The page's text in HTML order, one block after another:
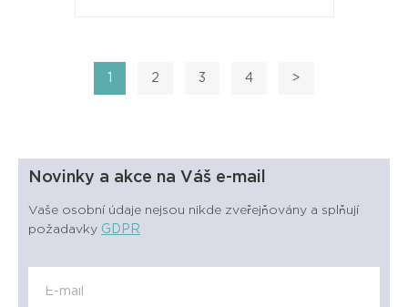
2 3 4 >
Novinky a akce na Váš e-mail
Vaše osobní údaje nejsou nikde zveřejňovány a splňují
požadavky GDPR